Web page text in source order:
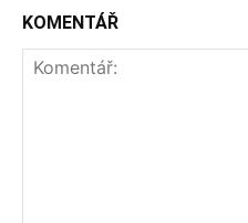
KOMENTÁŘ